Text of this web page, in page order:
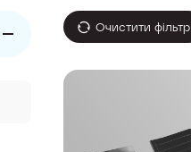
Очистити фільтр